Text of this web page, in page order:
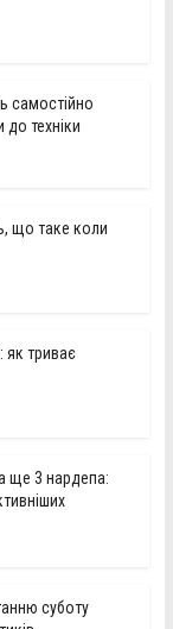
самостійно
до техніки
що таке коли
як триває
ще 3 нардепа:
суботу